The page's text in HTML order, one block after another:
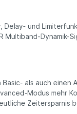
und
Multiband-Dynamik-
als auch einen
Modus mehr
Zeitersparnis